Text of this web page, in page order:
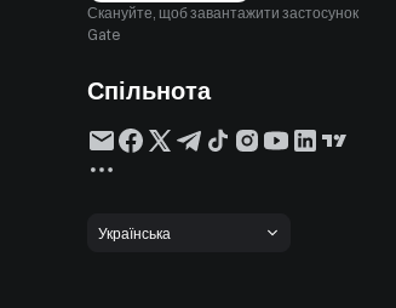
Скануйте, щоб завантажити застосунок
Gate
Спільнота
Українська